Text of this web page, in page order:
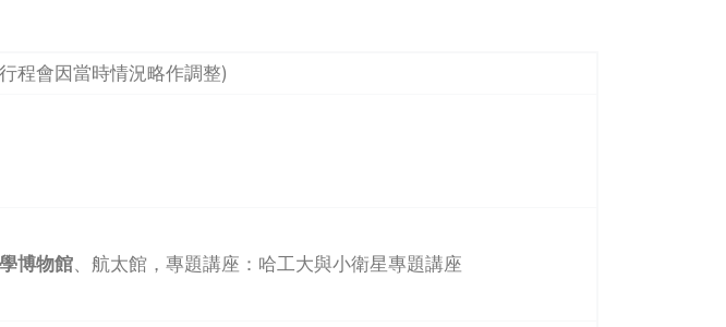
程會因當時情況略作調整)
博物館、航太館，專題講座：哈工大與小衛星專題講座